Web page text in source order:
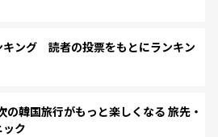
キング 読者の投票をもとにランキン
韓国旅行がもっと楽しくなる 旅先・
ク